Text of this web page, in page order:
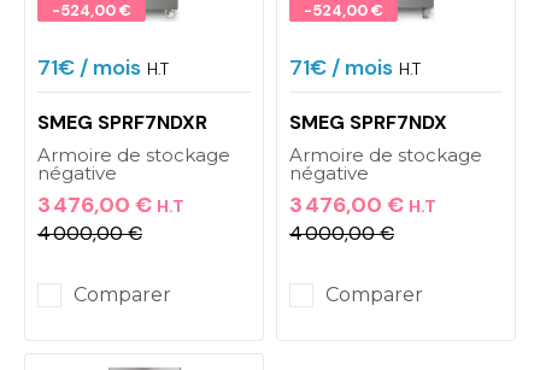
Promo !
-524,00 €
71€/ mois H.T
SMEG SPRF7NDXR
Armoire de stockage
négative
Prix
3 476,00 € H.T
Prix de base
4 000,00 €
Comparer
Promo !
-524,00 €
71€/ mois H.T
SMEG SPRF7NDX
Armoire de stockage
négative
Prix
3 476,00 € H.T
Prix de base
4 000,00 €
Comparer